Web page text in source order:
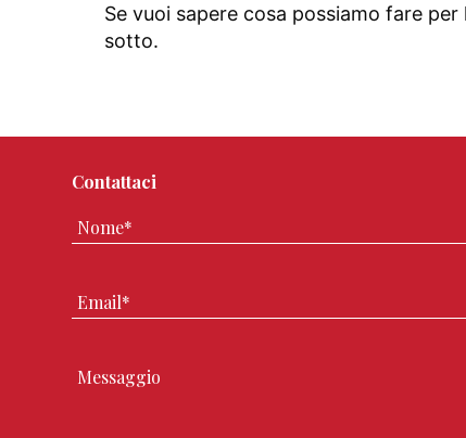
Se vuoi sapere cosa possiamo fare
sotto.
Contattaci